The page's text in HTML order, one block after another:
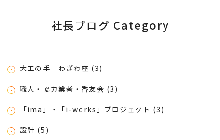
社長ブログ Category
大工の手 わざわ座 (3)
職人・協力業者・香友会 (3)
「ima」・「i-works」プロジェクト (3)
設計 (5)